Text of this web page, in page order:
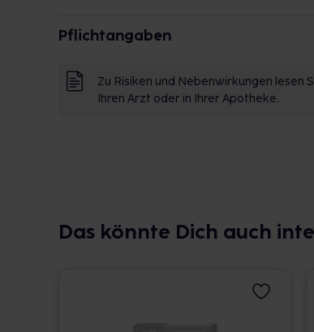
Pflichtangaben
Zu Risiken und Nebenwirkungen lesen
Ihren Arzt oder in Ihrer Apotheke.
Das könnte Dich auch